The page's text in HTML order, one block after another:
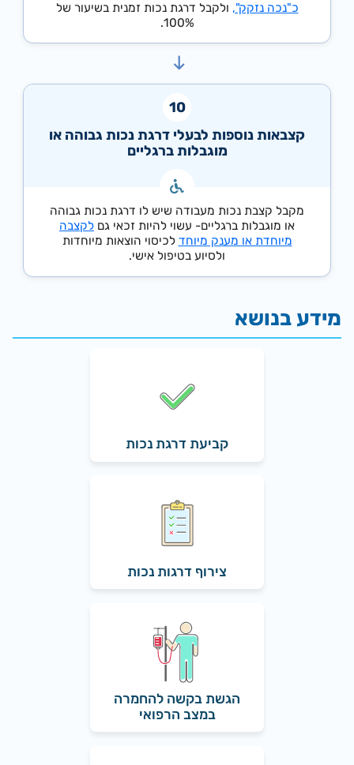
כ"נכה נזקק",ולקבל דרגת נכות זמנית בשיעור של
100%.
קצבאות נוספות לבעלי דרגת נכות גבוהה או
מוגבלות ברגליים
מקבל קצבת נכות מעבודה שיש לו דרגת נכות גבוהה
או מוגבלות ברגליים- עשוי להיות זכאי גםלקצבה
מיוחדת או מענק מיוחדלכיסוי הוצאות מיוחדות
ולסיוע בטיפול אישי.
קביעת דרגת נכות
צירוף דרגות נכות
הגשת בקשה להחמרה
במצב הרפואי